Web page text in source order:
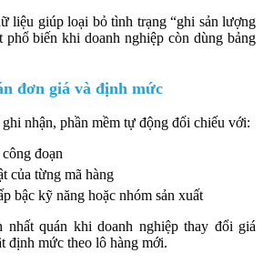
liệu giúp loại bỏ tình trạng “ghi sản lượng
biến khi doanh nghiệp còn dùng bảng
đơn giá và định mức
nhận, phần mềm tự động đối chiếu với:
đoạn
của từng mã hàng
bậc kỹ năng hoặc nhóm sản xuất
quán khi doanh nghiệp thay đổi giá
định mức theo lô hàng mới.